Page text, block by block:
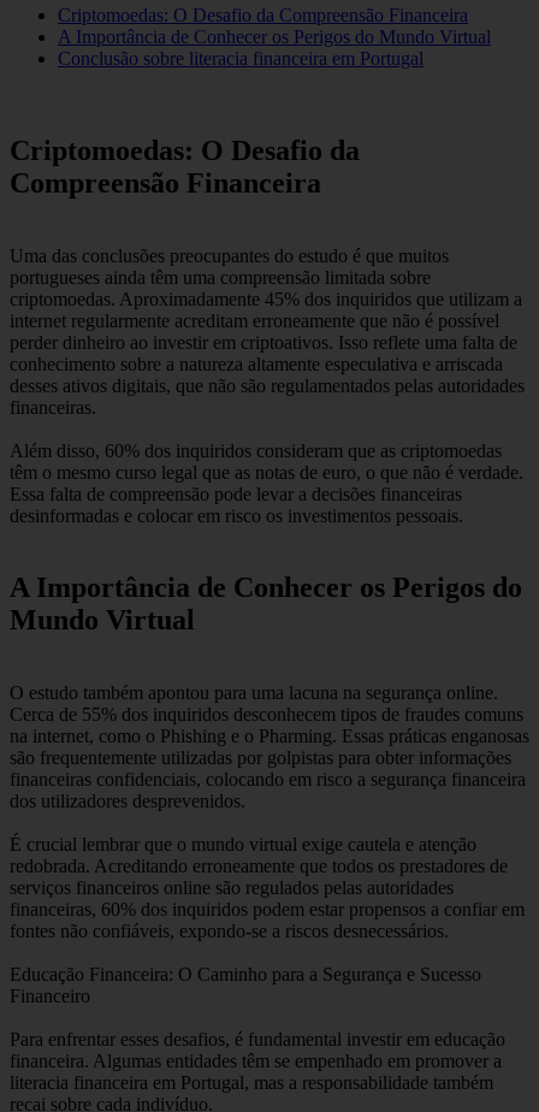
Criptomoedas: O Desafio da Compreensão Financeira
A Importância de Conhecer os Perigos do Mundo Virtual
Conclusão sobre literacia financeira em Portugal
Criptomoedas: O Desafio da
Compreensão Financeira
Uma das conclusões preocupantes do estudo é que muitos
portugueses ainda têm uma compreensão limitada sobre
criptomoedas. Aproximadamente 45% dos inquiridos que utilizam a
internet regularmente acreditam erroneamente que não é possível
perder dinheiro ao investir em criptoativos. Isso reflete uma falta de
conhecimento sobre a natureza altamente especulativa e arriscada
desses ativos digitais, que não são regulamentados pelas autoridades
financeiras.
Além disso, 60% dos inquiridos consideram que as criptomoedas
têm o mesmo curso legal que as notas de euro, o que não é verdade.
Essa falta de compreensão pode levar a decisões financeiras
desinformadas e colocar em risco os investimentos pessoais.
A Importância de Conhecer os Perigos do
Mundo Virtual
O estudo também apontou para uma lacuna na segurança online.
Cerca de 55% dos inquiridos desconhecem tipos de fraudes comuns
na internet, como o Phishing e o Pharming. Essas práticas enganosas
são frequentemente utilizadas por golpistas para obter informações
financeiras confidenciais, colocando em risco a segurança financeira
dos utilizadores desprevenidos.
É crucial lembrar que o mundo virtual exige cautela e atenção
redobrada. Acreditando erroneamente que todos os prestadores de
serviços financeiros online são regulados pelas autoridades
financeiras, 60% dos inquiridos podem estar propensos a confiar em
fontes não confiáveis, expondo-se a riscos desnecessários.
Educação Financeira: O Caminho para a Segurança e Sucesso
Financeiro
Para enfrentar esses desafios, é fundamental investir em educação
financeira. Algumas entidades têm se empenhado em promover a
literacia financeira em Portugal, mas a responsabilidade também
recai sobre cada indivíduo.